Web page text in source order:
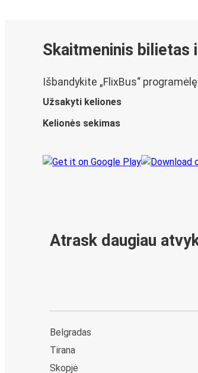
Skaitmeninis bilietas
Išbandykite „FlixBus“ programėlę
Užsakyti keliones
Kelionės sekimas
Atrask daugiau
Belgradas
Tirana
Skopjė